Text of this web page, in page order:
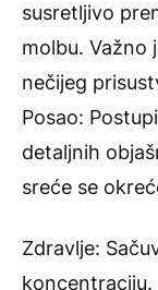
susretljivo
molbu. Važno
nečijeg
Posao:
detaljnih
sreće se
Zdravlje:
koncentraciju.